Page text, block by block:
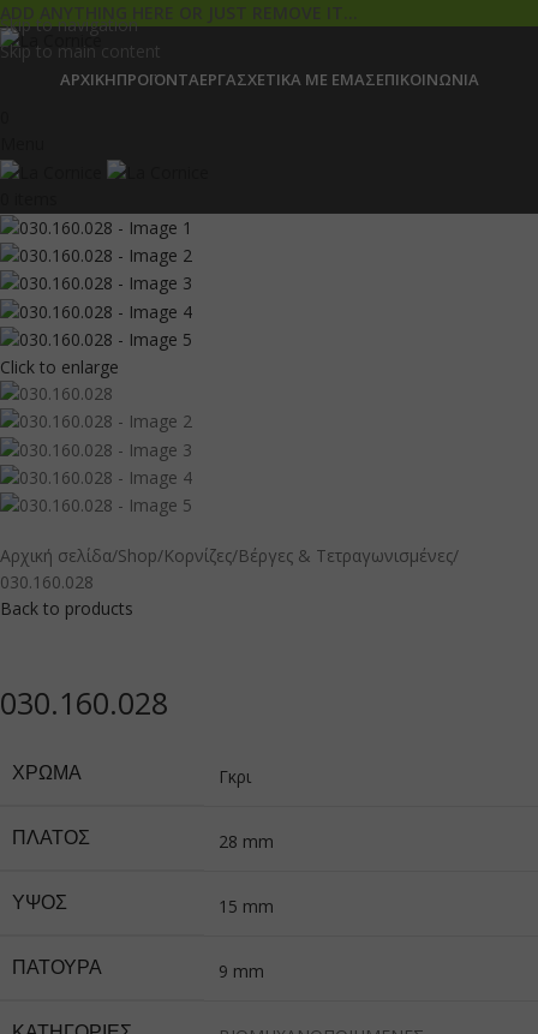
Skip to navigation
Skip to main content
ADD ANYTHING HERE OR JUST REMOVE IT…
ΑΡΧΙΚΉΠΡΟΪΌΝΤΑΈΡΓΑΣΧΕΤΙΚΆ ΜΕ ΕΜΆΣΕΠΙΚΟΙΝΩΝΊΑ
Click to enlarge
Αρχική σελίδα Shop Κορνίζες Βέργες & Τετραγωνισμένες
030.160.028
Back to products
030.160.028
ΧΡΏΜΑ Γκρι
ΠΛΆΤΟΣ 28 mm
ΎΨΟΣ 15 mm
ΠΑΤΟΎΡΑ 9 mm